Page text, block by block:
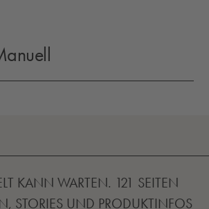
KANN WARTEN. 121 SEITEN
STORIES UND PRODUKTINFOS